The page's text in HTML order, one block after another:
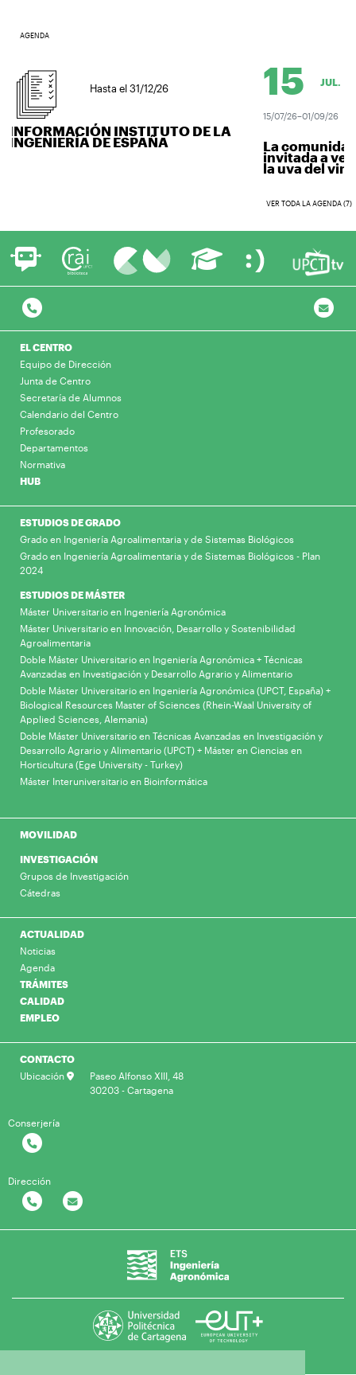
AGENDA
Hasta el 31/12/26
INSTITUTO DE LA
DE ESPAÑA
15 JUL.
15/07/26–01/09/26
La comunidad
invitada a
la uva del vino...
VER TODA LA AGENDA (7)
EL CENTRO
Equipo de Dirección
Junta de Centro
Secretaría de Alumnos
Calendario del Centro
Profesorado
Departamentos
Normativa
HUB
ESTUDIOS DE GRADO
Grado en Ingeniería Agroalimentaria y de Sistemas Biológicos
Grado en Ingeniería Agroalimentaria y de Sistemas Biológicos - Plan
2024
ESTUDIOS DE MÁSTER
Máster Universitario en Ingeniería Agronómica
Máster Universitario en Innovación, Desarrollo y Sostenibilidad
Agroalimentaria
Doble Máster Universitario en Ingeniería Agronómica + Técnicas
Avanzadas en Investigación y Desarrollo Agrario y Alimentario
Doble Máster Universitario en Ingeniería Agronómica (UPCT, España) +
Biological Resources Master of Sciences (Rhein-Waal University of
Applied Sciences, Alemania)
Doble Máster Universitario en Técnicas Avanzadas en Investigación y
Desarrollo Agrario y Alimentario (UPCT) + Máster en Ciencias en
Horticultura (Ege University - Turkey)
Máster Interuniversitario en Bioinformática
MOVILIDAD
INVESTIGACIÓN
Grupos de Investigación
Cátedras
ACTUALIDAD
Noticias
Agenda
TRÁMITES
CALIDAD
EMPLEO
CONTACTO
Ubicación
Paseo Alfonso XIII, 48
30203 - Cartagena
Conserjería
Dirección